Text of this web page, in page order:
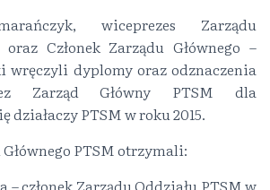
wiceprezes Zarządu
oraz Członek Zarządu Głównego –
wręczyli dyplomy oraz odznaczenia
Zarząd Główny PTSM dla
działaczy PTSM w roku 2015.
PTSM otrzymali:
– członek Zarządu Oddziału PTSM w